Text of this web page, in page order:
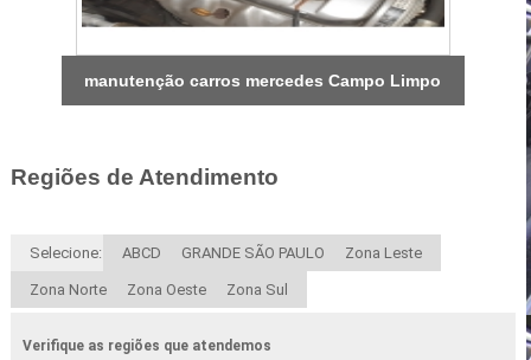
manutenção carros mercedes Campo Limpo
Regiões de Atendimento
Selecione: ABCD GRANDE SÃO PAULO Zona Leste
Zona Norte Zona Oeste Zona Sul
Verifique as regiões que atendemos